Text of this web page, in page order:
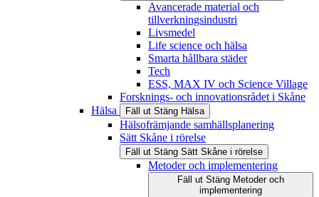
Avancerade material och
tillverkningsindustri
Livsmedel
Life science och hälsa
Smarta hållbara städer
Tech
ESS, MAX IV och Science Village
Forsknings- och innovationsrådet i Skåne
Hälsa
Fäll ut Stäng Hälsa
Hälsofrämjande samhällsplanering
Sätt Skåne i rörelse
Fäll ut Stäng Sätt Skåne i rörelse
Metoder och implementering
Fäll ut Stäng Metoder och
implementering